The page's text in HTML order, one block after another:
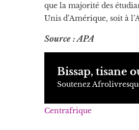
que la majorité des
Unis d’Amérique, soit à
Source : APA
Bissap, tisane
Soutenez
Centrafrique